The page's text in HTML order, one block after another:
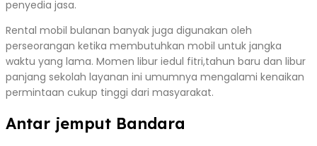
penyedia jasa.
Rental mobil bulanan banyak juga digunakan oleh
perseorangan ketika membutuhkan mobil untuk jangka
waktu yang lama. Momen libur iedul fitri,tahun baru dan libur
panjang sekolah layanan ini umumnya mengalami kenaikan
permintaan cukup tinggi dari masyarakat.
Antar jemput Bandara